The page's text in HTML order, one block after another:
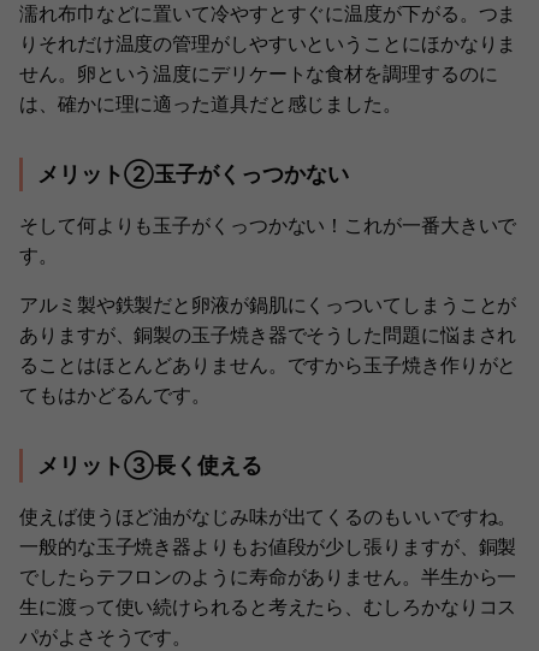
濡れ布巾などに置いて冷やすとすぐに温度が下がる。つま
りそれだけ温度の管理がしやすいということにほかなりま
せん。卵という温度にデリケートな食材を調理するのに
は、確かに理に適った道具だと感じました。
メリット②玉子がくっつかない
そして何よりも玉子がくっつかない！これが一番大きいで
す。
アルミ製や鉄製だと卵液が鍋肌にくっついてしまうことが
ありますが、銅製の玉子焼き器でそうした問題に悩まされ
ることはほとんどありません。ですから玉子焼き作りがと
てもはかどるんです。
メリット③長く使える
使えば使うほど油がなじみ味が出てくるのもいいですね。
一般的な玉子焼き器よりもお値段が少し張りますが、銅製
でしたらテフロンのように寿命がありません。半生から一
生に渡って使い続けられると考えたら、むしろかなりコス
パがよさそうです。